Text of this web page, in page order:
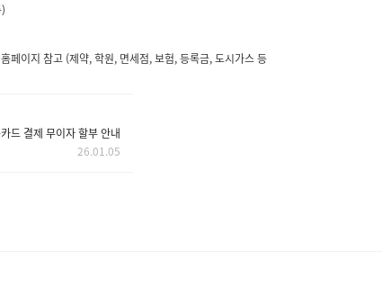
이지 참고 (제약, 학원, 면세점, 보험, 등록금, 도시가스 등
드 결제 무이자 할부 안내
26.01.05